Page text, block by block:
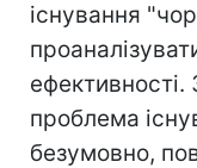
існування
проблема
безумовно,